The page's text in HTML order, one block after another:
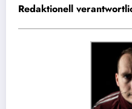
Redaktionell